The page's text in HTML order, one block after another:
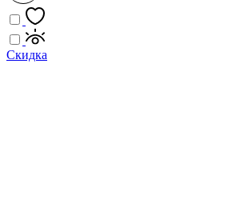
Скидка